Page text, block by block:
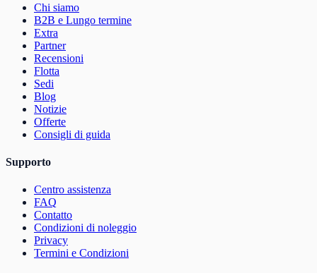
Chi siamo
B2B e Lungo termine
Extra
Partner
Recensioni
Flotta
Sedi
Blog
Notizie
Offerte
Consigli di guida
Supporto
Centro assistenza
FAQ
Contatto
Condizioni di noleggio
Privacy
Termini e Condizioni